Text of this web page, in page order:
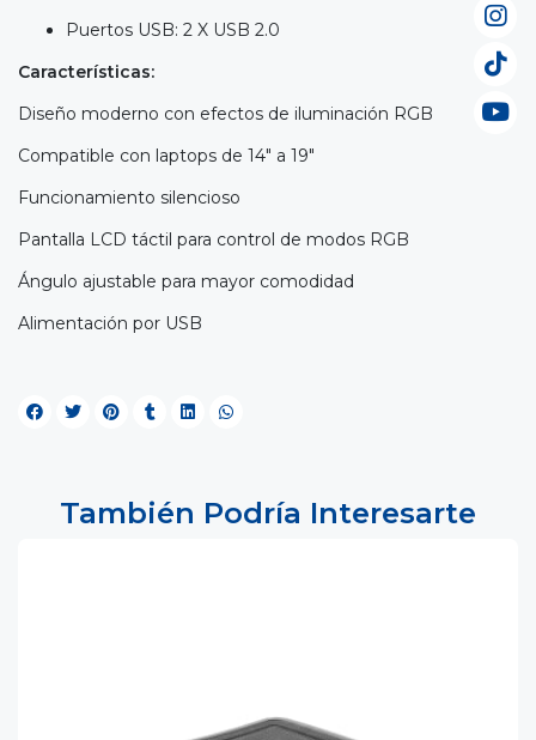
Puertos USB: 2 X USB 2.0
Características:
Diseño moderno con efectos de iluminación RGB
Compatible con laptops de 14" a 19"
Funcionamiento silencioso
Pantalla LCD táctil para control de modos RGB
Ángulo ajustable para mayor comodidad
Alimentación por USB
También Podría Interesarte